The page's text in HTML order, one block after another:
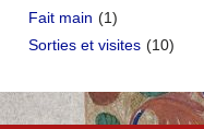
Fait main (1)
Sorties et visites (10)